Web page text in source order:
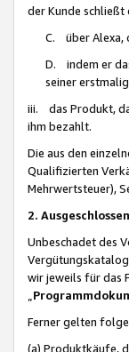
der Kunde
C. über Alexa,
D. indem er
seiner
iii. das Produkt,
ihm bezahlt.
Die aus den
Qualifizierten
Mehrwertsteuer),
2.
Unbeschadet des
wir jeweils für das
Ferner gelten
(a) Produktkäufe,